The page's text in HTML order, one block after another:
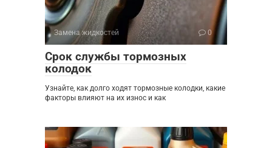
Замена жидкостей 0
Срок службы тормозных
колодок
Узнайте, как долго ходят тормозные колодки, какие
факторы влияют на их износ и как